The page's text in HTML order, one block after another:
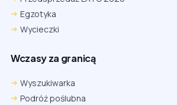
Egzotyka
Wycieczki
Wczasy za granicą
Wyszukiwarka
Podróż poślubna